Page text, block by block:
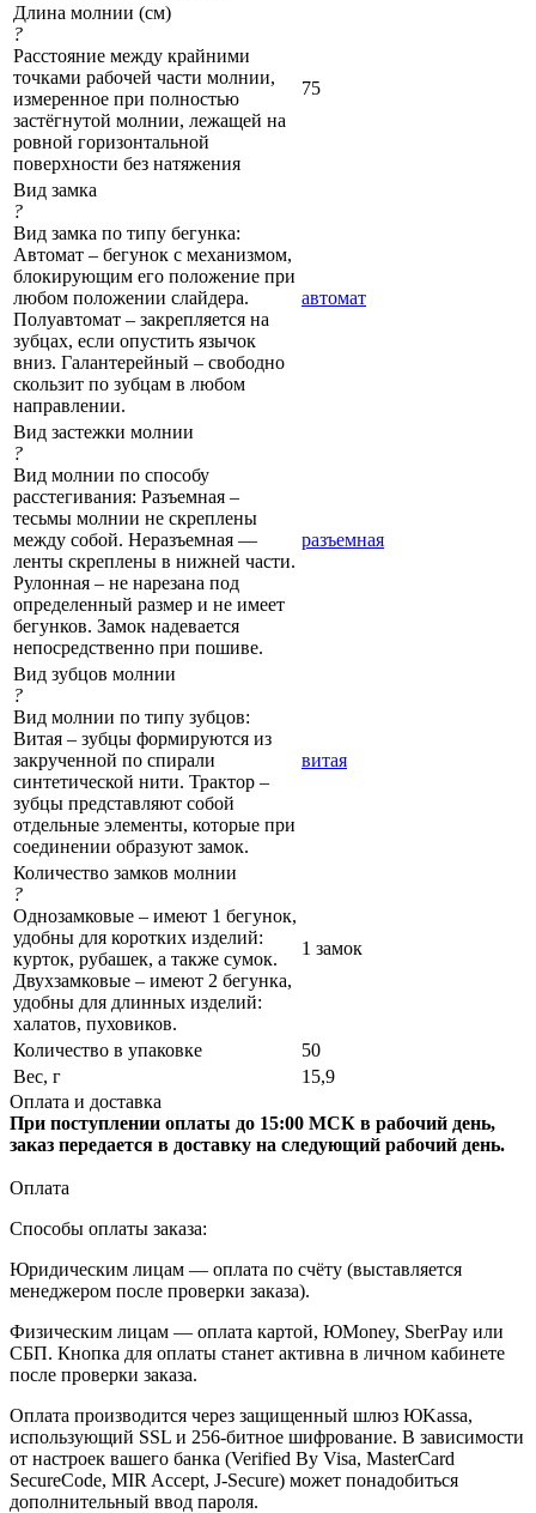
Длина молнии (см)
?
Расстояние между крайними
точками рабочей части молнии,
измеренное при полностью
застёгнутой молнии, лежащей на
ровной горизонтальной
поверхности без натяжения
75
Вид замка
?
Вид замка по типу бегунка:
Автомат – бегунок с механизмом,
блокирующим его положение при
любом положении слайдера.
Полуавтомат – закрепляется на
зубцах, если опустить язычок
вниз. Галантерейный – свободно
скользит по зубцам в любом
направлении.
автомат
Вид застежки молнии
?
Вид молнии по способу
расстегивания: Разъемная –
тесьмы молнии не скреплены
между собой. Неразъемная —
ленты скреплены в нижней части.
Рулонная – не нарезана под
определенный размер и не имеет
бегунков. Замок надевается
непосредственно при пошиве.
разъемная
Вид зубцов молнии
?
Вид молнии по типу зубцов:
Витая – зубцы формируются из
закрученной по спирали
синтетической нити. Трактор –
зубцы представляют собой
отдельные элементы, которые при
соединении образуют замок.
витая
Количество замков молнии
?
Однозамковые – имеют 1 бегунок,
удобны для коротких изделий:
курток, рубашек, а также сумок.
Двухзамковые – имеют 2 бегунка,
удобны для длинных изделий:
халатов, пуховиков.
1 замок
Количество в упаковке
50
Вес, г
15,9
Оплата и доставка
При поступлении оплаты до 15:00 МСК в рабочий день,
заказ передается в доставку на следующий рабочий день.
Оплата
Способы оплаты заказа:
Юридическим лицам — оплата по счёту (выставляется
менеджером после проверки заказа).
Физическим лицам — оплата картой, ЮMoney, SberPay или
СБП. Кнопка для оплаты станет активна в личном кабинете
после проверки заказа.
Оплата производится через защищенный шлюз ЮKassa,
использующий SSL и 256-битное шифрование. В зависимости
от настроек вашего банка (Verified By Visa, MasterCard
SecureCode, MIR Accept, J-Secure) может понадобиться
дополнительный ввод пароля.